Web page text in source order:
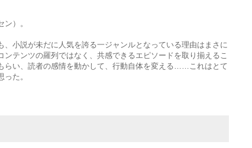
）。
、小説が未だに人気を誇る一ジャンルとなっている理由はまさに
ンテンツの羅列ではなく、共感できるエピソードを取り揃えるこ
らい、読者の感情を動かして、行動自体を変える……これはとて
た。